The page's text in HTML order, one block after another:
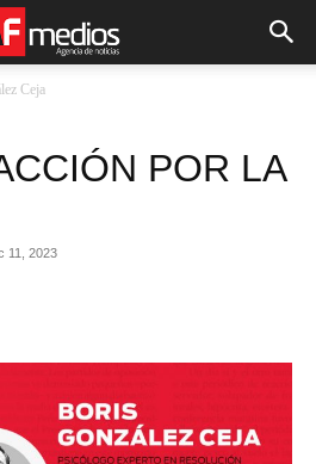
Ceja
POR LA
11, 2023